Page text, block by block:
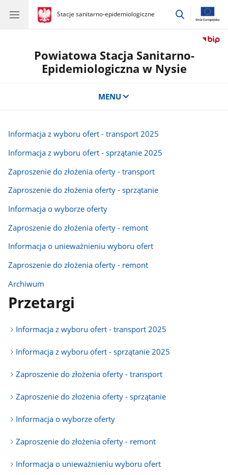
gov.pl
Stacje sanitarno-epidemiologiczne
gov.pl
Stacje
przejdź
Powiatowa Stacja Sanitarno-
Epidemiologiczna w Nysie
MENU
Informacja z wyboru ofert - transport 2025
Informacja z wyboru ofert - sprzątanie 2025
Zaproszenie do złożenia oferty - transport
Zaproszenie do złożenia oferty - sprzątanie
Informacja o wyborze oferty
Zaproszenie do złożenia oferty - remont
Informacja o unieważnieniu wyboru ofert
Zaproszenie do złożenia oferty - remont
Archiwum
Przetargi
Informacja z wyboru ofert - transport 2025
Informacja z wyboru ofert - sprzątanie 2025
Zaproszenie do złożenia oferty - transport
Zaproszenie do złożenia oferty - sprzątanie
Informacja o wyborze oferty
Zaproszenie do złożenia oferty - remont
Informacja o unieważnieniu wyboru ofert